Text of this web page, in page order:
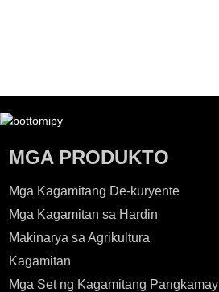
MGA PRODUKTO
Mga Kagamitang De-kuryente
Mga Kagamitan sa Hardin
Makinarya sa Agrikultura
Kagamitan
Mga Set ng Kagamitang Pangkamay